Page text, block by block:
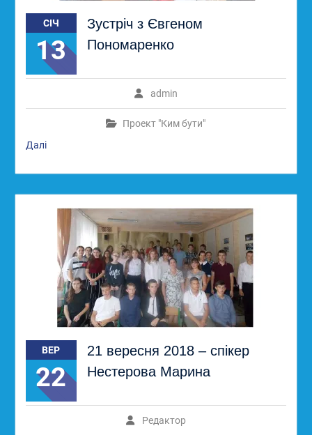
СІЧ
13
Зустріч з Євгеном
Пономаренко
admin
Проект "Ким бути"
Далі
ВЕР
22
21 вересня 2018 – спікер
Нестерова Марина
Редактор